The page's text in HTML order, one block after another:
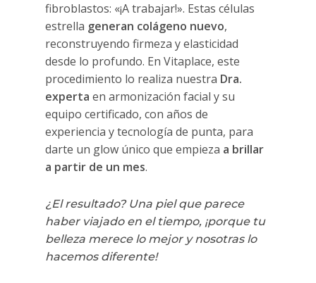
fibroblastos: «¡A trabajar!». Estas células
estrella generan colágeno nuevo,
reconstruyendo firmeza y elasticidad
desde lo profundo. En Vitaplace, este
procedimiento lo realiza nuestra Dra.
experta en armonización facial y su
equipo certificado, con años de
experiencia y tecnología de punta, para
darte un glow único que empieza a brillar
a partir de un mes.
¿El resultado? Una piel que parece
haber viajado en el tiempo, ¡porque tu
belleza merece lo mejor y nosotras lo
hacemos diferente!